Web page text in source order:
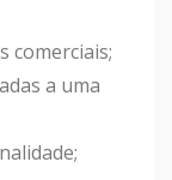
comerciais;
a uma